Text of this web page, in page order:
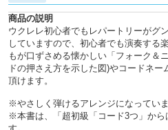
商品の説明
ウクレレ初心者でもレパートリーがグ
していますので、初心者でも演奏する
もが口ずさめる懐かしい「フォーク＆
ドの押さえ方を示した図)やコードネ
頂けます。
※やさしく弾けるアレンジになってい
※本書は、「超初級「コード3つ」か